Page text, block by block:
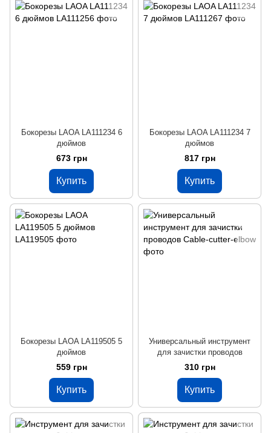
Бокорезы LAOA LA111234 6
дюймов
673 грн
Купить
Бокорезы LAOA LA111234 7
дюймов
817 грн
Купить
Бокорезы LAOA LA119505 5
дюймов
559 грн
Купить
Универсальный инструмент
для зачистки проводов
310 грн
Купить